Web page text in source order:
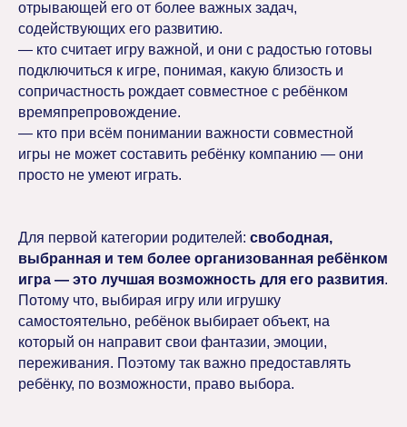
отрывающей его от более важных задач,
содействующих его развитию.
— кто считает игру важной, и они с радостью готовы
подключиться к игре, понимая, какую близость и
сопричастность рождает совместное с ребёнком
времяпрепровождение.
— кто при всём понимании важности совместной
игры не может составить ребёнку компанию — они
просто не умеют играть.
Для первой категории родителей: свободная,
выбранная и тем более организованная ребёнком
игра — это лучшая возможность для его развития.
Потому что, выбирая игру или игрушку
самостоятельно, ребёнок выбирает объект, на
который он направит свои фантазии, эмоции,
переживания. Поэтому так важно предоставлять
ребёнку, по возможности, право выбора.